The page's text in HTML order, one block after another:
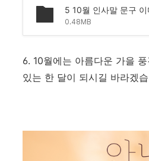
0.48MB
6. 10월에는 아름다운 가을
있는 한 달이 되시길 바라겠